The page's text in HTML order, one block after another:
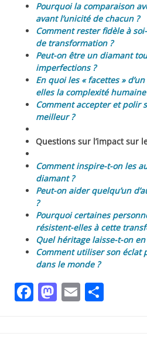
Pourquoi la comparaison
avant l’unicité de chacun ?
Comment rester fidèle à
de transformation ?
Peut-on être un diamant
imperfections ?
En quoi les « facettes »
elles la complexité humaine
Comment accepter et polir
meilleur ?
Questions sur l’impact sur
Comment inspire-t-on les
diamant ?
Peut-on aider quelqu’un
?
Pourquoi certaines
résistent-elles à cette
Quel héritage laisse-t-on
Comment utiliser son éclat
dans le monde ?
Facebook
Mastodon
Email